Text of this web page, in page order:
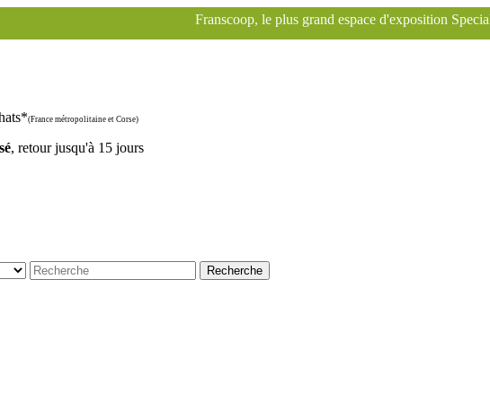
Franscoop, le plus grand espace d'exposition Specialized à Paris pour
(France métropolitaine et Corse)
, retour jusqu'à 15 jours
Recherche